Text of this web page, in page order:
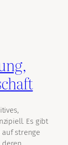
Es gibt
strenge